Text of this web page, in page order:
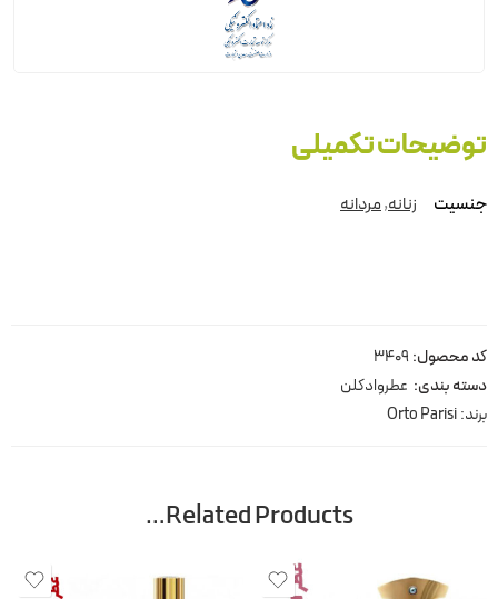
توضیحات تکمیلی
جنسیت زنانه,مردانه
کد محصول:3409
دسته بندی: عطروادکلن
برند:Orto Parisi
Related Products…